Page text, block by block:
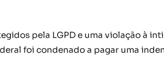
pela LGPD e uma violação à
foi condenado a pagar uma